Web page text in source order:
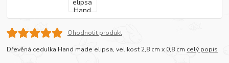
Ohodnotit produkt
Dřevěná cedulka Hand made elipsa, velikost 2,8 cm x 0,8 cm celý popis